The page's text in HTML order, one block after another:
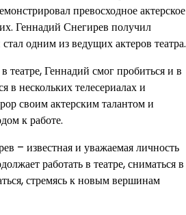
превосходное актерское
Геннадий Снегирев получил
одним из ведущих актеров театра.
театре, Геннадий смог пробиться и в
нескольких телесериалах и
своим актерским талантом и
к работе.
– известная и уважаемая личность
работать в театре, сниматься в
стремясь к новым вершинам